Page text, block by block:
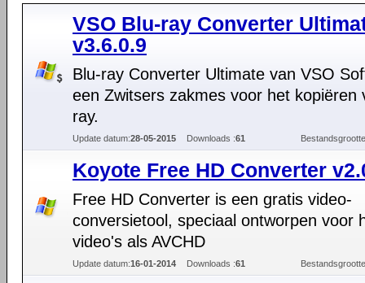
VSO Blu-ray Converter
v3.6.0.9
Blu-ray Converter Ultimate van VSO
een Zwitsers zakmes voor het kopiëren
ray.
Update datum:28-05-2015 Downloads :61
Koyote Free HD Converter
Free HD Converter is een gratis video-
conversietool, speciaal ontworpen voor
video's als AVCHD
Update datum:16-01-2014 Downloads :61